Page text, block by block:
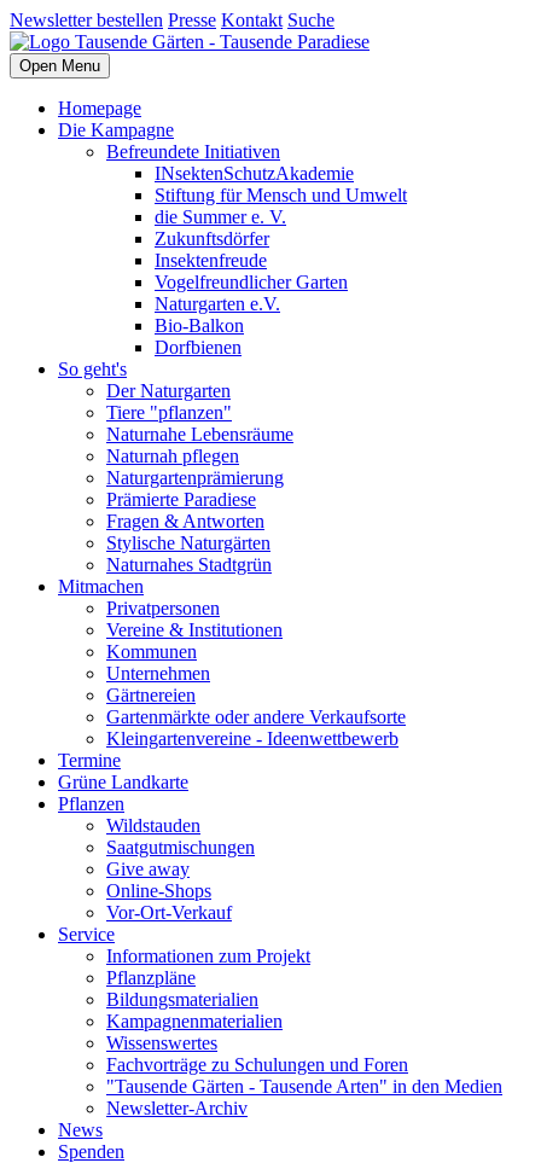
Newsletter bestellen Presse Kontakt Suche
Open Menu
Homepage
Die Kampagne
Befreundete Initiativen
INsektenSchutzAkademie
Stiftung für Mensch und Umwelt
die Summer e. V.
Zukunftsdörfer
Insektenfreude
Vogelfreundlicher Garten
Naturgarten e.V.
Bio-Balkon
Dorfbienen
So geht's
Der Naturgarten
Tiere "pflanzen"
Naturnahe Lebensräume
Naturnah pflegen
Naturgartenprämierung
Prämierte Paradiese
Fragen & Antworten
Stylische Naturgärten
Naturnahes Stadtgrün
Mitmachen
Privatpersonen
Vereine & Institutionen
Kommunen
Unternehmen
Gärtnereien
Gartenmärkte oder andere Verkaufsorte
Kleingartenvereine - Ideenwettbewerb
Termine
Grüne Landkarte
Pflanzen
Wildstauden
Saatgutmischungen
Give away
Online-Shops
Vor-Ort-Verkauf
Service
Informationen zum Projekt
Pflanzpläne
Bildungsmaterialien
Kampagnenmaterialien
Wissenswertes
Fachvorträge zu Schulungen und Foren
"Tausende Gärten - Tausende Arten" in den Medien
Newsletter-Archiv
News
Spenden